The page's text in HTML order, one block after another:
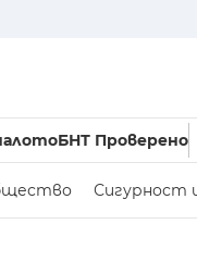
БНТ Проверено
Сигурност